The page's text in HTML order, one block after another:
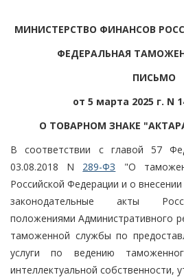
МИНИСТЕРСТВО ФИНАНСОВ
ФЕДЕРАЛЬНАЯ
ПИСЬМО
от 5 марта 2025 г. N
О ТОВАРНОМ ЗНАКЕ
В соответствии с главой 57
03.08.2018 N 289-ФЗ "О
Российской Федерации и о
законодательные акты
положениями Административного
таможенной службы по
услуги по ведению
интеллектуальной собственности,